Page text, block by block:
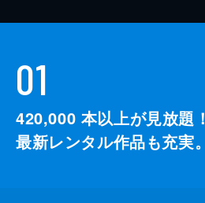
01
420,000 本以上が見放題！
最新レンタル作品も充実。